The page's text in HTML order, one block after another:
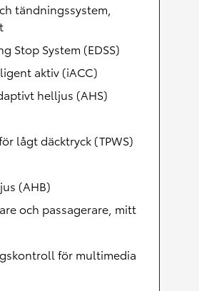
tändningssystem,
Stop System (EDSS)
aktiv (iACC)
helljus (AHS)
lågt däcktryck (TPWS)
(AHB)
och passagerare, mitt
för multimedia